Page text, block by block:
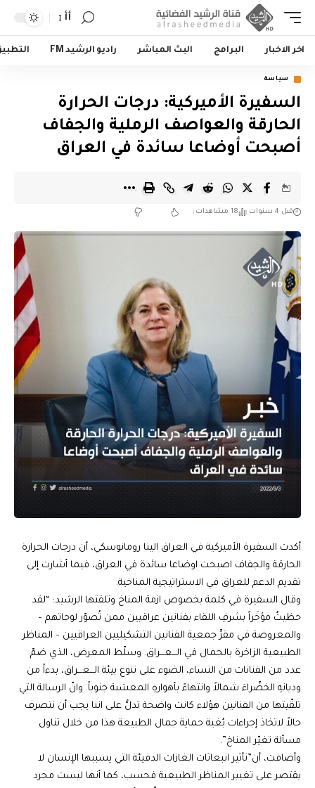
أأ
اخر الاخبار البرامج البث المباشر راديو الرشيد FM
سياسة
السفيرة الأميركية: درجات الحرارة
الحارقة والعواصف الرملية والجفاف
أصبحت أوضاعا سائدة في العراق
قبل 4 سنوات 18 مشاهدات
أكدت السفيرة الأميركية في العراق الينا رومانوسكي، أن درجات الحرارة
الحارقة والجفاف اصبحت اوضاعا سائدة في العراق، فيما أشارت إلى
تقديم الدعم للعراق في الاستراتيجية المناخية.
وقال السفيرة في كلمة بخصوص ازمة المناخ وتلقتها الرشيد: “لقد
حظيتُ مؤخَراً بشرفِ اللقاء بفنانين عراقيين ممن تُصوّر لوحاتهم –
والمعروضة في مقرِّ جمعية الفنانين التشكيليين العراقيين – المناظر
الطبيعية الزاخرة بالجمال في الـــعـــراق. وسلّط المعرض، الذي ضمّ
عدد من الفنانات من النساء، الضوء على تنوع بيئة الـــعـــراق، بدءاً من
وديانهِ الخضّراءَ شمالاً وانتهاءً بأهوارهِ المعشبة جنوباً. وانّ الرسالة التي
تلقّيتها من الفنانين هؤلاء كانت واضحة تدلُّ على اننا يجب أن نتصرف
حالاً لاتخاذ إجراءات بُغية حماية جمال الطبيعة هذا من خلال تناول
مسألة تغيّر المناخ”.
وأضافت، أن”تأثير انبعاثات الغازات الدفيئة التي يسببها الإنسان لا
يقتصر على تغيير المناظر الطبيعية فحسب، كما أنها ليست مجرد